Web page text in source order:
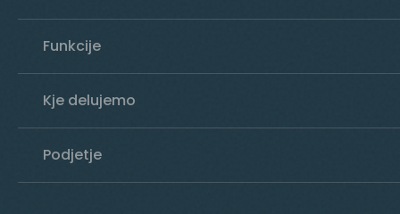
Funkcije
Kje delujemo
Podjetje